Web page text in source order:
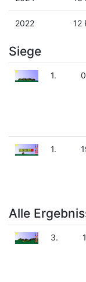
2022 12
Siege
1.
1.
Alle
3.